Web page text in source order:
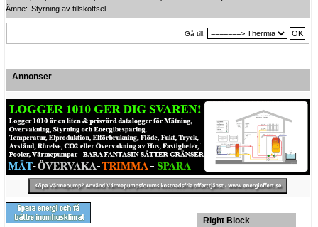
Ämne: Styrning av tillskottsel
Gå till:
Annonser
Right Block